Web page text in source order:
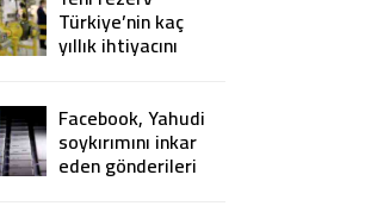
Türkiye’nin kaç
yıllık ihtiyacını
Facebook, Yahudi
soykırımını inkar
eden gönderileri